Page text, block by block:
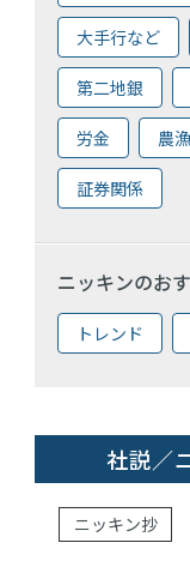
大手行など
第二地銀
労金 農
証券関係
ニッキンのお
トレンド
社説／
ニッキン抄